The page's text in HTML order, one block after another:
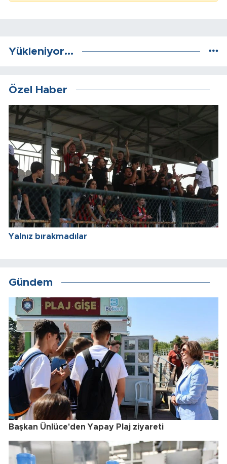
Yükleniyor...
Özel Haber
Yalnız bırakmadılar
Gündem
Başkan Ünlüce'den Yapay Plaj ziyareti